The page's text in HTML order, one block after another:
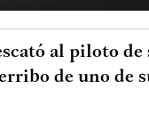
al piloto de
de uno de